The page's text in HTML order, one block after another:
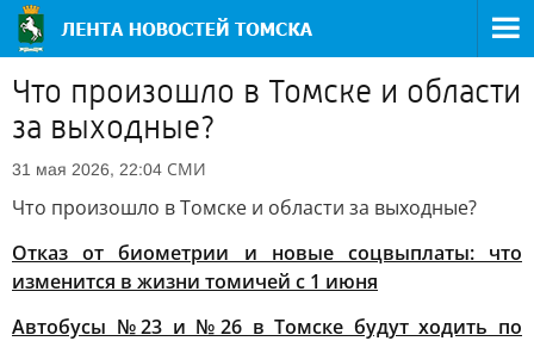
Что произошло в Томске и области
за выходные?
31 мая 2026, 22:04 СМИ
Что произошло в Томске и области за выходные?
Отказ от биометрии и новые соцвыплаты: что
изменится в жизни томичей с 1 июня
Автобусы №23 и №26 в Томске будут ходить по